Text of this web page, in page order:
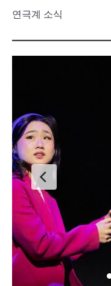
연극계 소식